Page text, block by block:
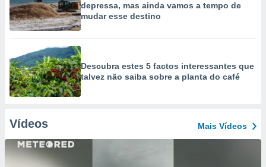
depressa, mas ainda vamos a tempo de
mudar esse destino
Descubra estes 5 factos interessantes que
talvez não saiba sobre a planta do café
Vídeos Mais Vídeos